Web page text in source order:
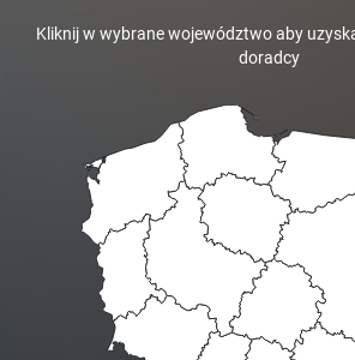
Kliknij w wybrane województwo aby
doradcy